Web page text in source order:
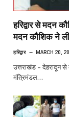
हरिद्वार से मदन
मदन कौशिक ने
हरिद्वार MARCH 20,
उत्तराखंड – देहरादून
मंत्रिमंडल…